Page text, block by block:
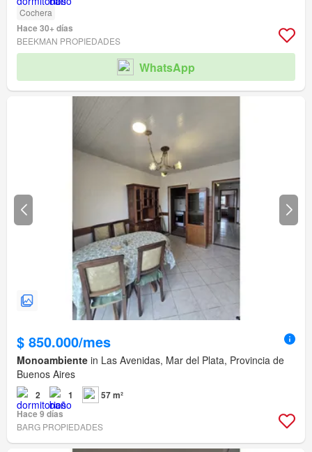
Cochera
Hace 30+ días
BEEKMAN PROPIEDADES
WhatsApp
$ 850.000/mes
Monoambiente in Las Avenidas, Mar del Plata, Provincia de
Buenos Aires
2 1
57 m²
Hace 9 días
BARG PROPIEDADES